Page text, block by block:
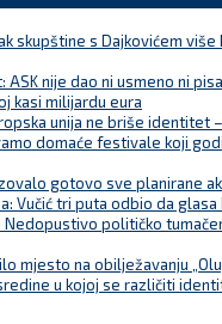
skupštine s Dajkovićem više
ASK nije dao ni usmeno ni
kasi milijardu eura
unija ne briše identitet
domaće festivale koji
gotovo sve planirane
Vučić tri puta odbio da glasa
Nedopustivo političko
mjesto na obilježavanju
u kojoj se različiti